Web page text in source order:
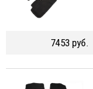
7453 руб.